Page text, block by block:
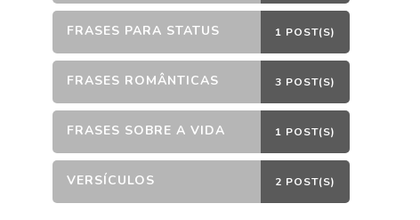
FRASES PARA STATUS 1 POST(S)
FRASES ROMÂNTICAS 3 POST(S)
FRASES SOBRE A VIDA 1 POST(S)
VERSÍCULOS 2 POST(S)